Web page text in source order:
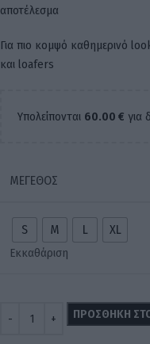
αποτέλεσμα
Για πιο κομψό καθημερινό
και loafers
Υπολείπονται 60.00 € για
ΜΈΓΕΘΟΣ
S M L XL
Εκκαθάριση
ΠΡΟΣΘΉΚΗ